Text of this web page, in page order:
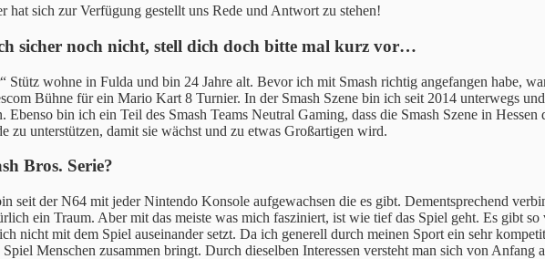
hat sich zur Verfügung gestellt uns Rede und Antwort zu stehen!
sicher noch nicht, stell dich doch bitte mal kurz vor…
Stütz wohne in Fulda und bin 24 Jahre alt. Bevor ich mit Smash richtig angefangen habe,
Bühne für ein Mario Kart 8 Turnier. In der Smash Szene bin ich seit 2014 unterwegs
bin ich ein Teil des Smash Teams Neutral Gaming, dass die Smash Szene in
zu unterstützen, damit sie wächst und zu etwas Großartigen wird.
Bros. Serie?
seit der N64 mit jeder Nintendo Konsole aufgewachsen die es gibt. Dementsprechend
ein Traum. Aber mit das meiste was mich fasziniert, ist wie tief das Spiel geht. Es gibt
nicht mit dem Spiel auseinander setzt. Da ich generell durch meinen Sport ein sehr
Menschen zusammen bringt. Durch dieselben Interessen versteht man sich von